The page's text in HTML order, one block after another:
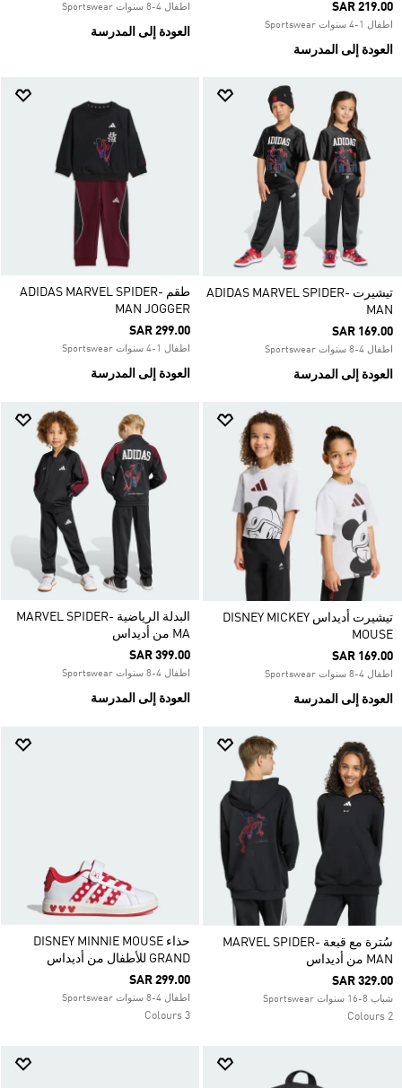
SAR 219.00
اطفال 1-4 سنوات Sportswear
العودة إلى المدرسة
اطفال 4-8 سنوات Sportswear
العودة إلى المدرسة
تيشيرت ADIDAS MARVEL SPIDER-
MAN
SAR 169.00
اطفال 4-8 سنوات Sportswear
العودة إلى المدرسة
طقم ADIDAS MARVEL SPIDER-
MAN JOGGER
SAR 299.00
اطفال 1-4 سنوات Sportswear
العودة إلى المدرسة
تيشيرت أديداس DISNEY MICKEY
MOUSE
SAR 169.00
اطفال 4-8 سنوات Sportswear
العودة إلى المدرسة
البدلة الرياضية MARVEL SPIDER-
MA من أديداس
SAR 399.00
اطفال 4-8 سنوات Sportswear
العودة إلى المدرسة
سُترة مع قبعة MARVEL SPIDER-
MAN من أديداس
SAR 329.00
شباب 8-16 سنوات Sportswear
2 Colours
حذاء DISNEY MINNIE MOUSE
GRAND للأطفال من أديداس
SAR 299.00
اطفال 4-8 سنوات Sportswear
3 Colours